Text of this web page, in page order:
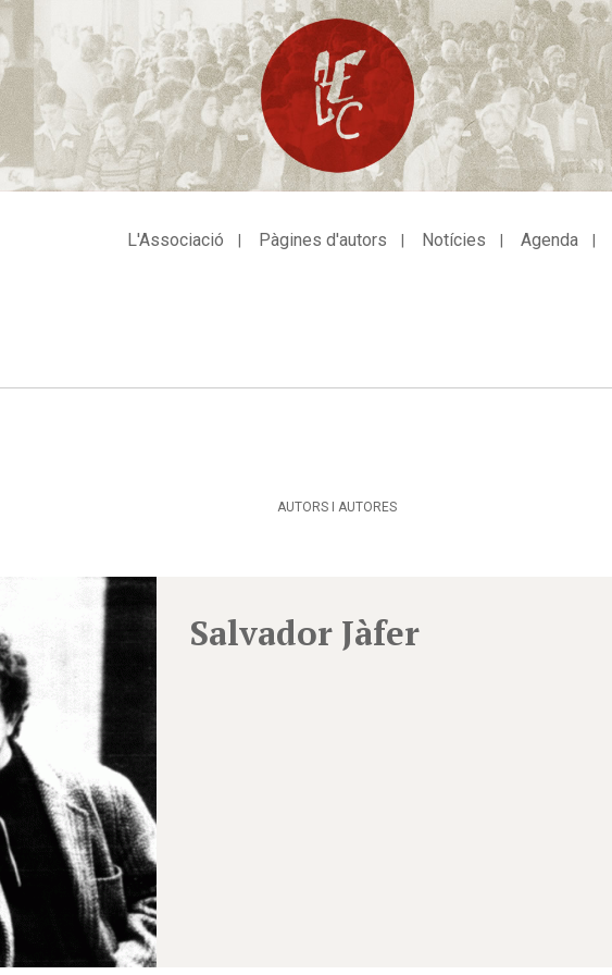
L'Associació Pàgines d'autors Notícies Agenda
AUTORS I AUTORES
Salvador Jàfer